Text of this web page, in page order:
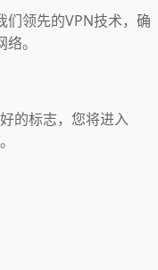
领先的VPN技术，确
。
的标志，您将进入